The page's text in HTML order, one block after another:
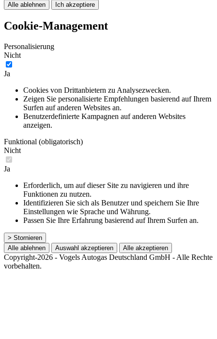
Alle ablehnen Ich akzeptiere
Cookie-Management
Personalisierung
Nicht
Ja
Cookies von Drittanbietern zu Analysezwecken.
Zeigen Sie personalisierte Empfehlungen basierend auf Ihrem
Surfen auf anderen Websites an.
Benutzerdefinierte Kampagnen auf anderen Websites
anzeigen.
Funktional (obligatorisch)
Nicht
Ja
Erforderlich, um auf dieser Site zu navigieren und ihre
Funktionen zu nutzen.
Identifizieren Sie sich als Benutzer und speichern Sie Ihre
Einstellungen wie Sprache und Währung.
Passen Sie Ihre Erfahrung basierend auf Ihrem Surfen an.
> Stornieren
Alle ablehnen
Auswahl akzeptieren Alle akzeptieren
Copyright-2026 - Vogels Autogas Deutschland GmbH - Alle Rechte
vorbehalten.